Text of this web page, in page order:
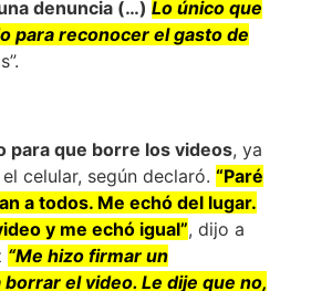
denuncia (…) Lo único que
para reconocer el gasto de
para que borre los videos, ya
celular, según declaró. “Paré
a todos. Me echó del lugar.
y me echó igual”, dijo a
“Me hizo firmar un
el video. Le dije que no,